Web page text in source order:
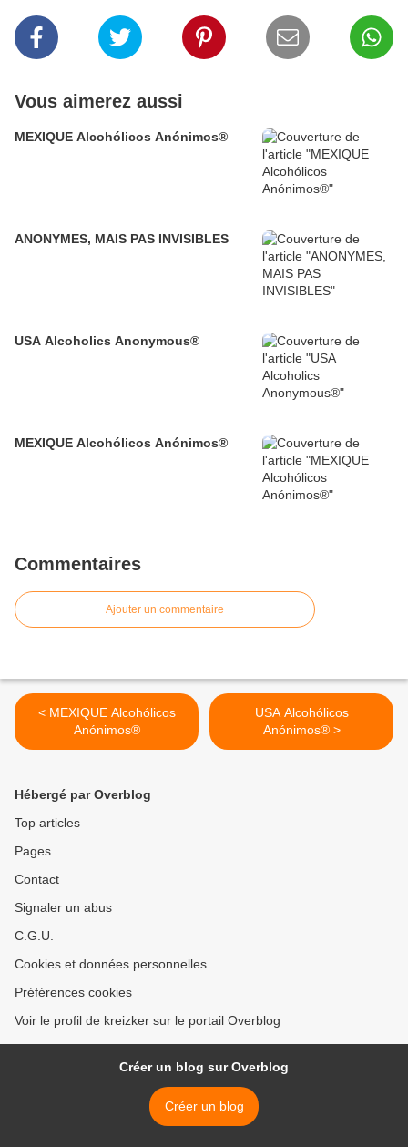
Vous aimerez aussi
MEXIQUE Alcohólicos Anónimos®
ANONYMES, MAIS PAS INVISIBLES
USA Alcoholics Anonymous®
MEXIQUE Alcohólicos Anónimos®
Commentaires
Ajouter un commentaire
< MEXIQUE Alcohólicos
Anónimos®
USA Alcohólicos
Anónimos® >
Hébergé par Overblog
Top articles
Pages
Contact
Signaler un abus
C.G.U.
Cookies et données personnelles
Préférences cookies
Voir le profil de kreizker sur le portail Overblog
Créer un blog sur Overblog
Créer un blog